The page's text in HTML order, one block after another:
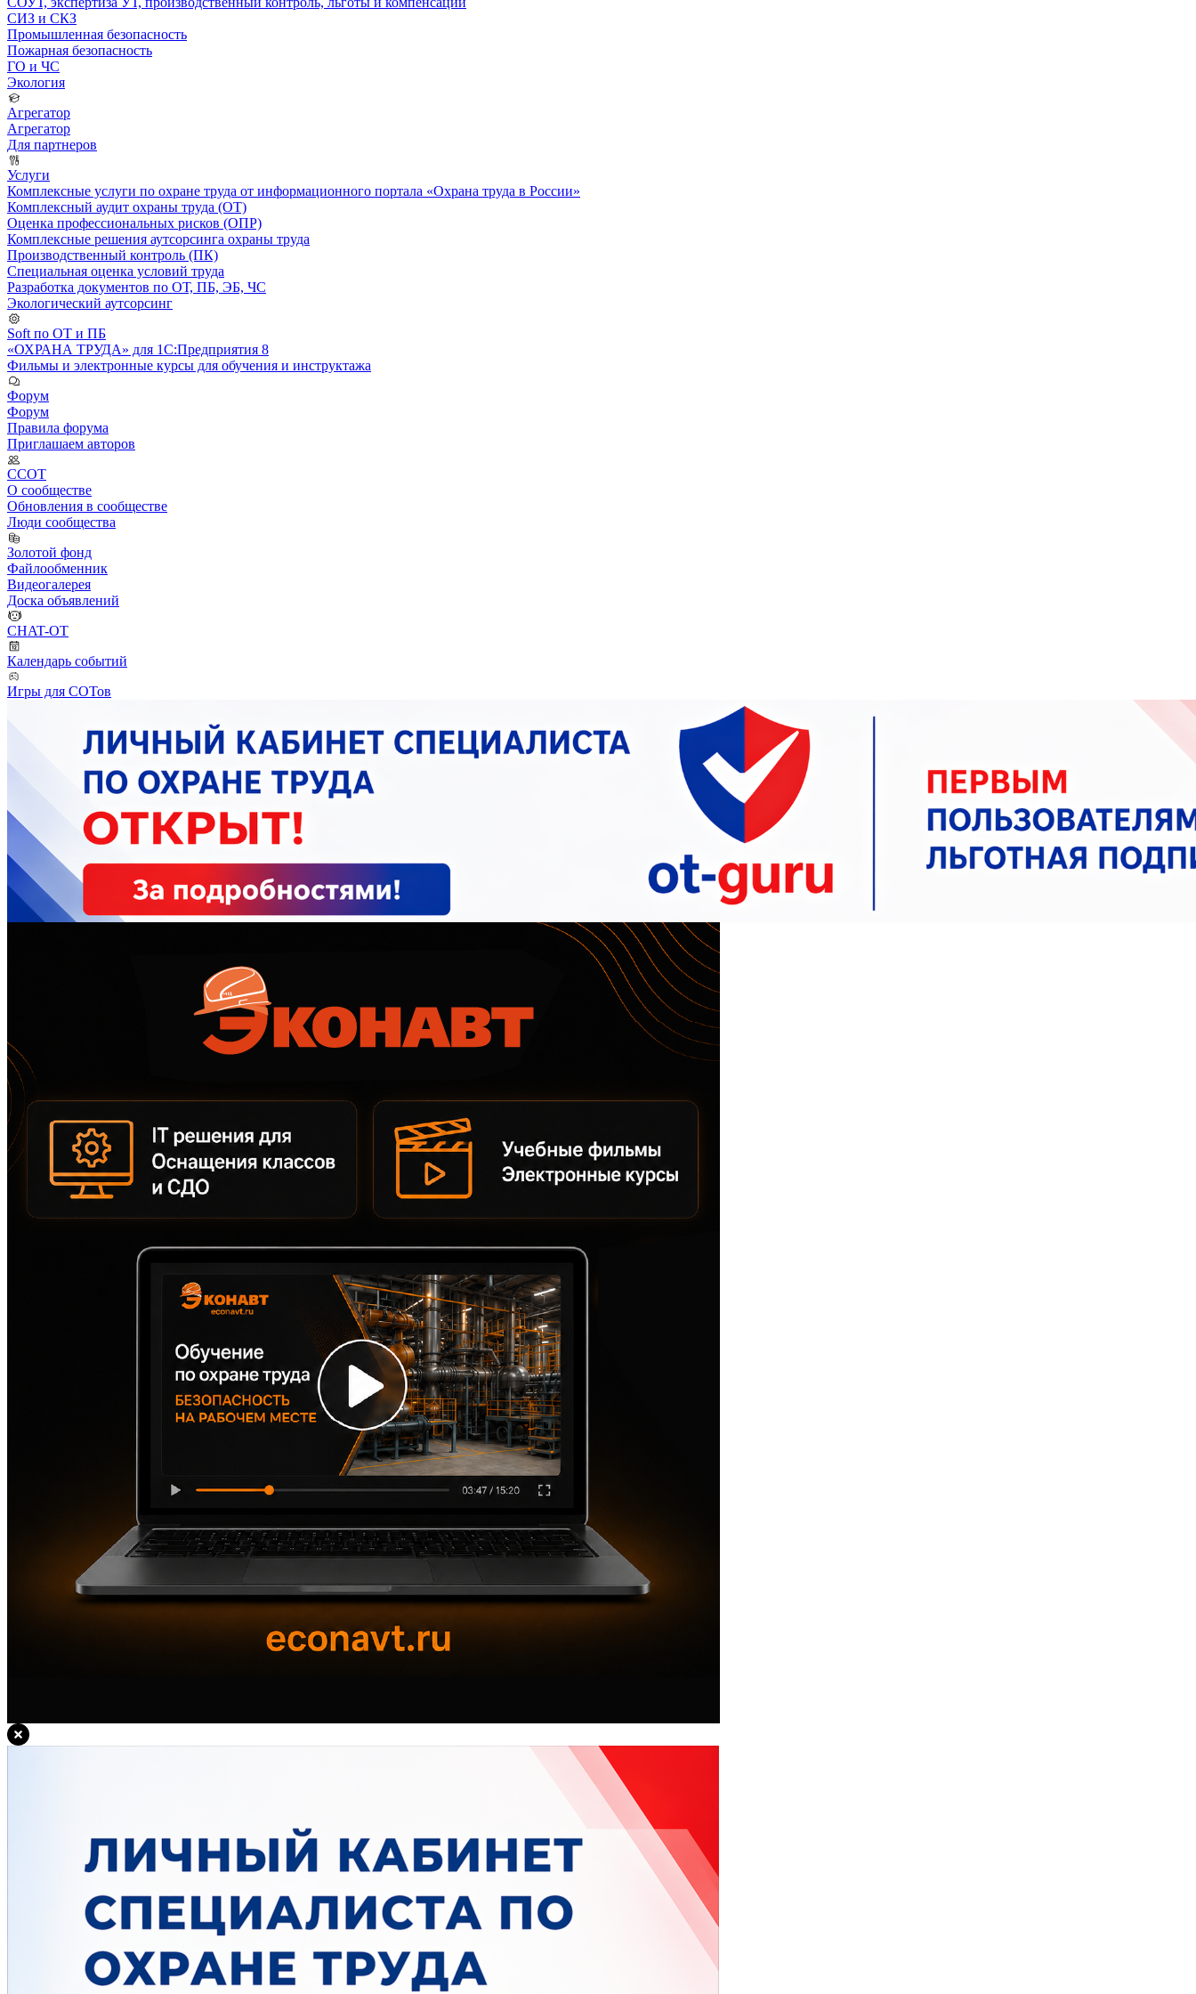
СИЗ и СКЗ
Промышленная безопасность
Пожарная безопасность
ГО и ЧС
Экология
Агрегатор
Агрегатор
Для партнеров
Услуги
Комплексные услуги по охране труда от информационного портала «Охрана труда в России»
Комплексный аудит охраны труда (ОТ)
Оценка профессиональных рисков (ОПР)
Комплексные решения аутсорсинга охраны труда
Производственный контроль (ПК)
Специальная оценка условий труда
Разработка документов по ОТ, ПБ, ЭБ, ЧС
Экологический аутсорсинг
Soft по ОТ и ПБ
«ОХРАНА ТРУДА» для 1С:Предприятия 8
Фильмы и электронные курсы для обучения и инструктажа
Форум
Форум
Правила форума
Приглашаем авторов
ССОТ
О сообществе
Обновления в сообществе
Люди сообщества
Золотой фонд
Файлообменник
Видеогалерея
Доска объявлений
CHAT-OT
Календарь событий
Игры для СОТов